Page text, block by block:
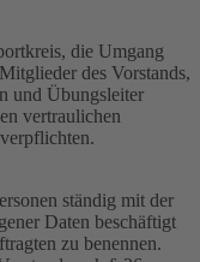
die Umgang
des Vorstands,
und Übungsleiter
vertraulichen
ständig mit der
Daten beschäftigt
zu benennen.